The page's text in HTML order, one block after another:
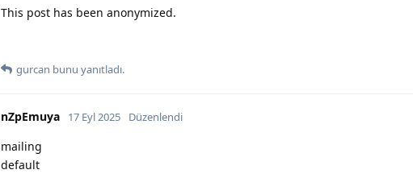
This post has been anonymized.
gurcan bunu yanıtladı.
nZpEmuya 17 Eyl 2025 Düzenlendi
mailing
default